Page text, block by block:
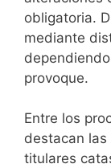
obligatoria.
mediante
provoque.
Entre los
destacan
titulares